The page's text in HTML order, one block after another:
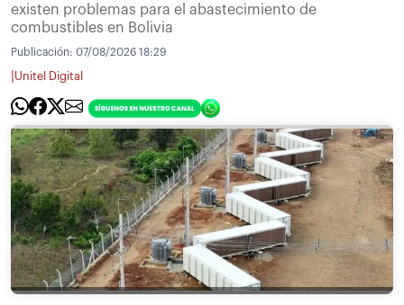
existen problemas para el abastecimiento de
combustibles en Bolivia
Publicación: 07/08/2026 18:29
Unitel Digital